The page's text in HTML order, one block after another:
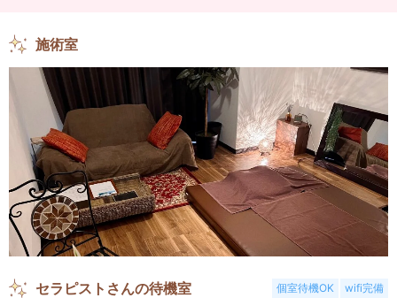
施術室
セラピストさんの待機室 個室待機OK wifi完備